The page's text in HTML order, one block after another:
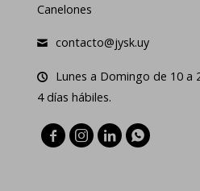
Canelones
contacto@jysk.uy
Lunes a Domingo de 10 a
4 días hábiles.
   